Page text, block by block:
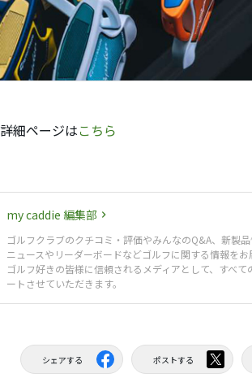
詳細ページはこちら
my caddie 編集部
ゴルフクラブのクチコミ・評価やみんなのQ&A、新製
ニュースやリーダーボードなどゴルフに関する情報をお
ゴルフ好きの皆様に信頼されるメディアとして、すべ
ートさせていただきます。
シェアする ポストする